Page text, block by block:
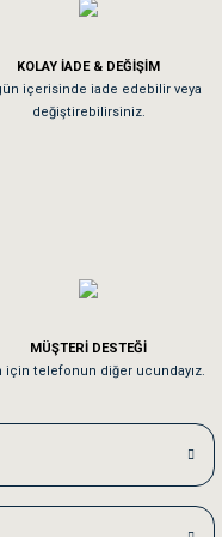
bayıldım
olması iyi.
Jack russell köpeğim
KOLAY İADE & DEĞİŞİM
içerisinde iade edebilir veya
değiştirebilirsiniz.
MÜŞTERİ DESTEĞİ
için telefonun diğer ucundayız.